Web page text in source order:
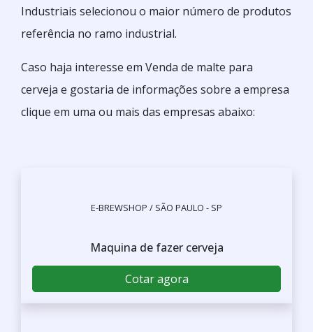
Industriais selecionou o maior número de produtos
referência no ramo industrial.
Caso haja interesse em Venda de malte para
cerveja e gostaria de informações sobre a empresa
clique em uma ou mais das empresas abaixo: